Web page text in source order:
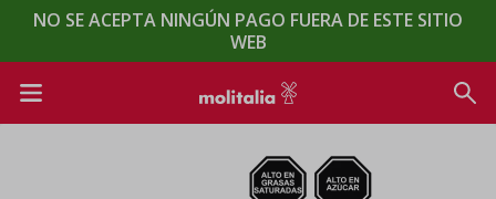
NO SE ACEPTA NINGÚN PAGO FUERA DE ESTE SITIO
WEB